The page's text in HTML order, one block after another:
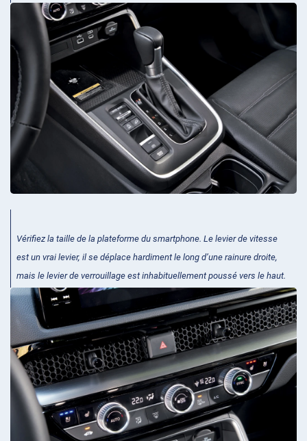
Vérifiez la taille de la plateforme du smartphone. Le levier de vitesse
est un vrai levier, il se déplace hardiment le long d’une rainure droite,
mais le levier de verrouillage est inhabituellement poussé vers le haut.